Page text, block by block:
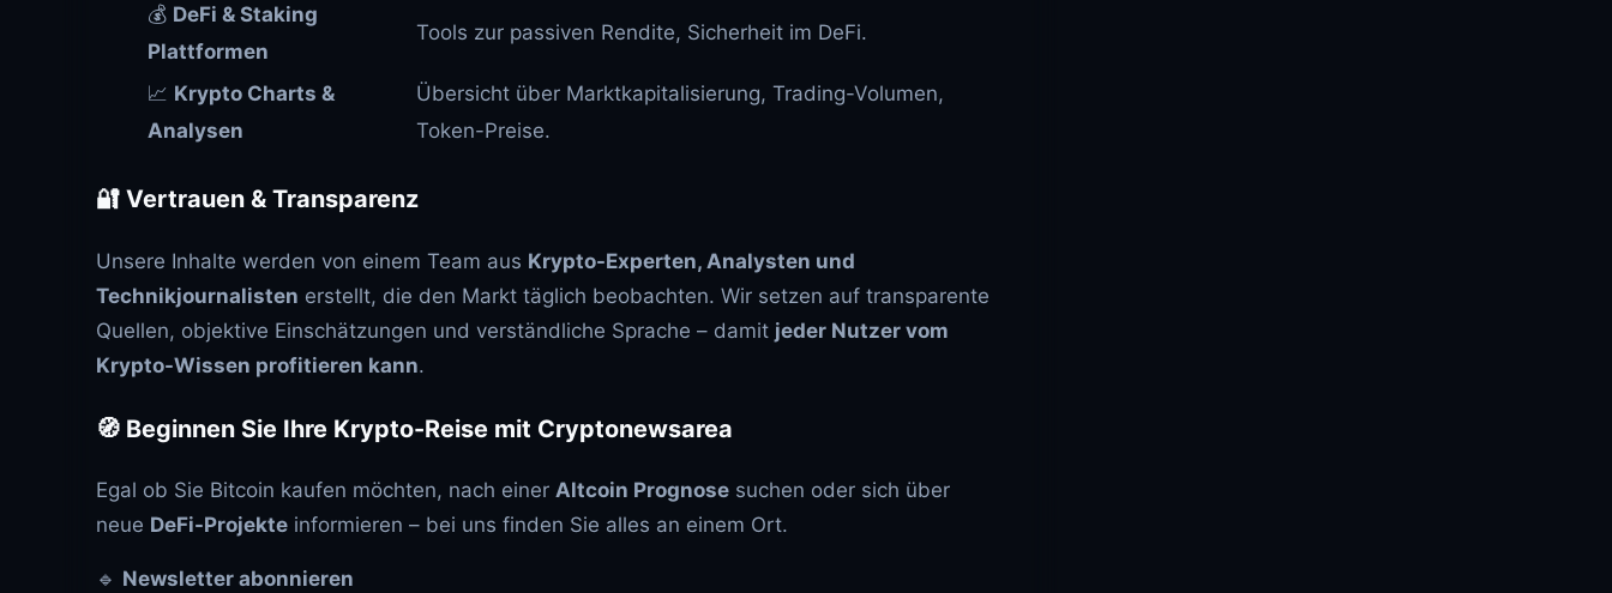
💰 DeFi & Staking
Plattformen
Tools zur passiven Rendite, Sicherheit im DeFi.
📈 Krypto Charts &
Analysen
Übersicht über Marktkapitalisierung, Trading-Volumen,
Token-Preise.
🔐 Vertrauen & Transparenz
Unsere Inhalte werden von einem Team aus Krypto-Experten, Analysten und
Technikjournalisten erstellt, die den Markt täglich beobachten. Wir setzen auf transparente
Quellen, objektive Einschätzungen und verständliche Sprache – damit jeder Nutzer vom
Krypto-Wissen profitieren kann.
🧭 Beginnen Sie Ihre Krypto-Reise mit Cryptonewsarea
Egal ob Sie Bitcoin kaufen möchten, nach einer Altcoin Prognose suchen oder sich über
neue DeFi-Projekte informieren – bei uns finden Sie alles an einem Ort.
🔹 Newsletter abonnieren